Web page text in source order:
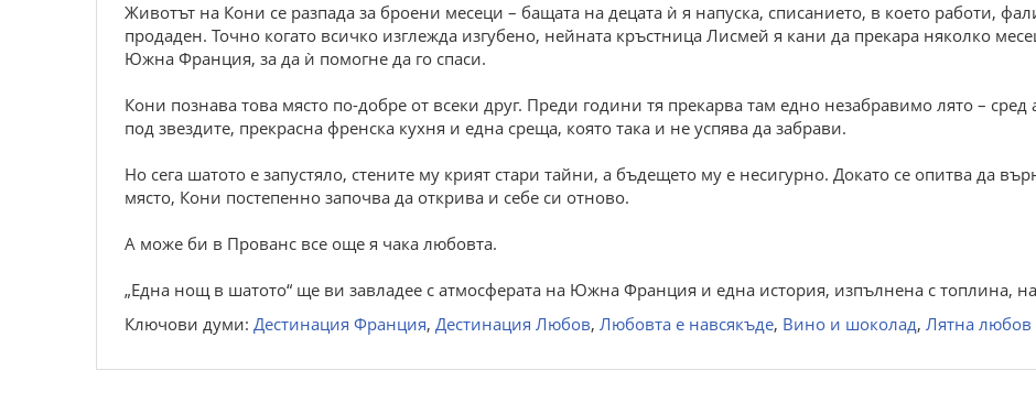
Животът на Кони се разпада за броени месеци – бащата на децата ѝ я напуска, списанието, в което работи,
продаден. Точно когато всичко изглежда изгубено, нейната кръстница Лисмей я кани да прекара няколко
Южна Франция, за да ѝ помогне да го спаси.
Кони познава това място по-добре от всеки друг. Преди години тя прекарва там едно незабравимо лято –
под звездите, прекрасна френска кухня и една среща, която така и не успява да забрави.
Но сега шатото е запустяло, стените му крият стари тайни, а бъдещето му е несигурно. Докато се опитва да
място, Кони постепенно започва да открива и себе си отново.
А може би в Прованс все още я чака любовта.
„Една нощ в шатото“ ще ви завладее с атмосферата на Южна Франция и една история, изпълнена с топлина,
Ключови думи: Дестинация Франция, Дестинация Любов, Любовта е навсякъде, Вино и шоколад, Лятна любов